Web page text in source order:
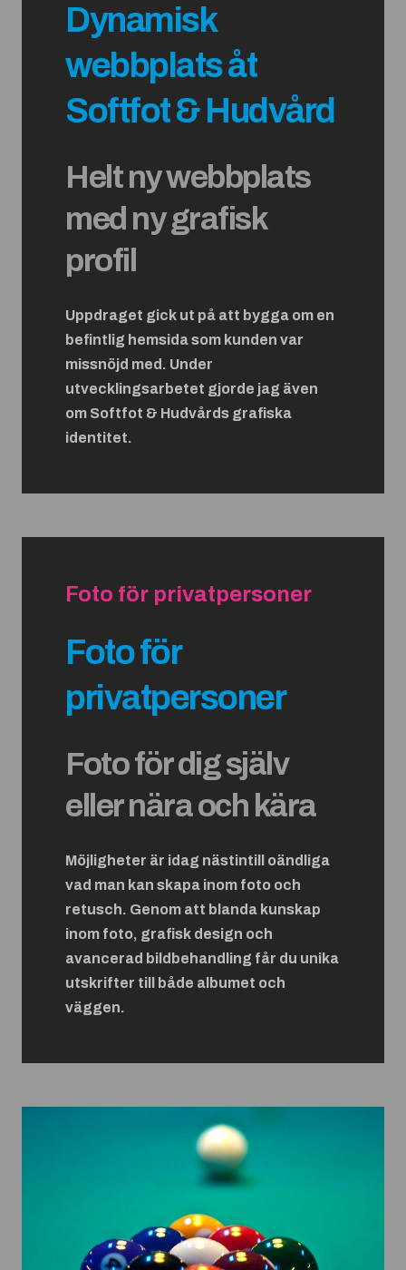
Dynamisk
webbplats åt
Softfot & Hudvård
Helt ny webbplats
med ny grafisk
profil
Uppdraget gick ut på att bygga om en
befintlig hemsida som kunden var
missnöjd med. Under
utvecklingsarbetet gjorde jag även
om Softfot & Hudvårds grafiska
identitet.
Foto för privatpersoner
Foto för
privatpersoner
Foto för dig själv
eller nära och kära
Möjligheter är idag nästintill oändliga
vad man kan skapa inom foto och
retusch. Genom att blanda kunskap
inom foto, grafisk design och
avancerad bildbehandling får du unika
utskrifter till både albumet och
väggen.